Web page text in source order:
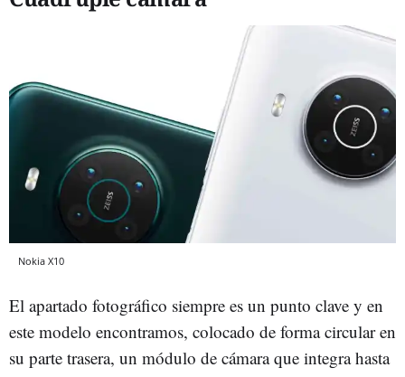
Nokia X10
El apartado fotográfico siempre es un punto clave y en
este modelo encontramos, colocado de forma circular en
su parte trasera, un módulo de cámara que integra hasta